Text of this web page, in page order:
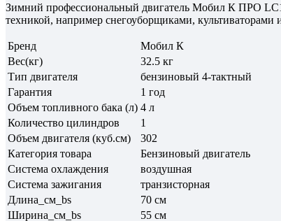
Зимний профессиональный двигатель Мобил К ПРО
техникой, например снегоуборщиками,
Бренд
Мобил К
Вес(кг)
32.5 кг
Тип двигателя
бензиновый 4-тактный
Гарантия
1 год
Объем топливного бака (л) 4 л
Количество цилиндров
1
Объем двигателя (куб.см)
302
Категория товара
Бензиновый двигатель
Система охлаждения
воздушная
Система зажигания
транзисторная
Длина_см_bs
70 см
Ширина_см_bs
55 см